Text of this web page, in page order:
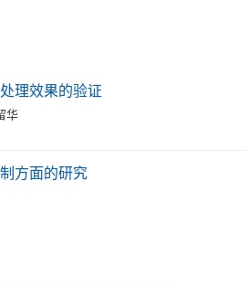
理效果的验证
华
方面的研究